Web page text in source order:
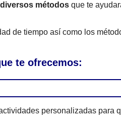
diversos métodosque te
de tiempo así como los
te ofrecemos:
personalizadas para